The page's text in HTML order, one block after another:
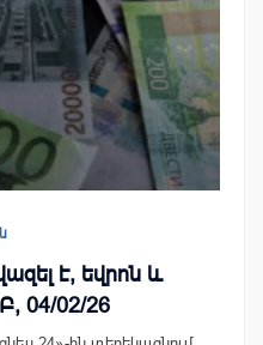
է, եվրոն և
04/02/26